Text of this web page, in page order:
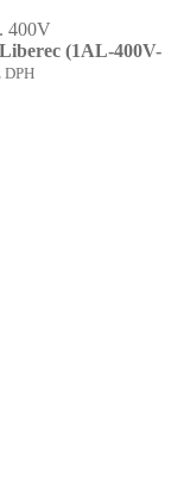
(1AL-400V-
DPH